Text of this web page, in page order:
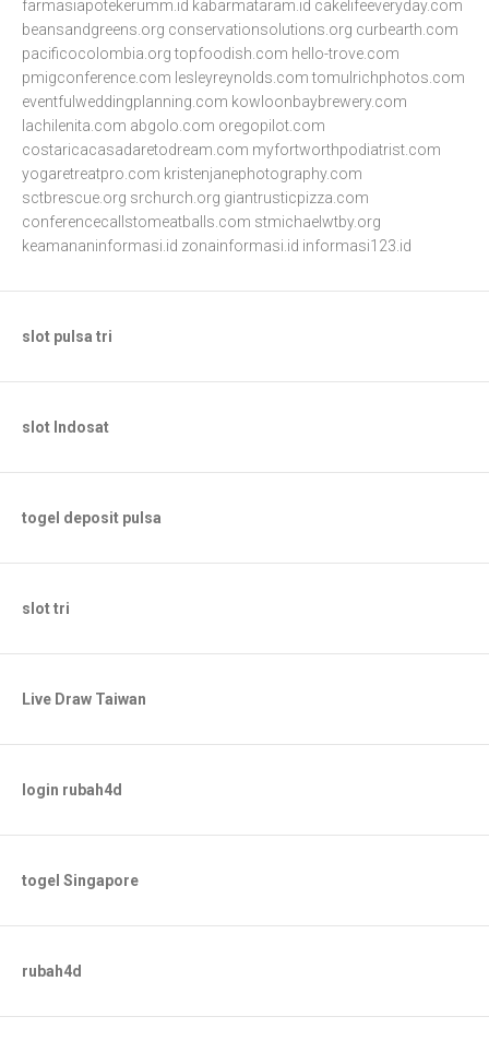
farmasiapotekerumm.id kabarmataram.id cakelifeeveryday.com
beansandgreens.org conservationsolutions.org curbearth.com
pacificocolombia.org topfoodish.com hello-trove.com
pmigconference.com lesleyreynolds.com tomulrichphotos.com
eventfulweddingplanning.com kowloonbaybrewery.com
lachilenita.com abgolo.com oregopilot.com
costaricacasadaretodream.com myfortworthpodiatrist.com
yogaretreatpro.com kristenjanephotography.com
sctbrescue.org srchurch.org giantrusticpizza.com
conferencecallstomeatballs.com stmichaelwtby.org
keamananinformasi.id zonainformasi.id informasi123.id
slot pulsa tri
slot Indosat
togel deposit pulsa
slot tri
Live Draw Taiwan
login rubah4d
togel Singapore
rubah4d